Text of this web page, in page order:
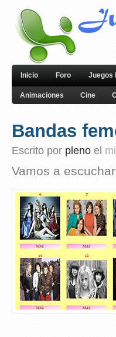
Inicio Foro Juegos
Animaciones Cine
Bandas
Escrito por pleno el
Vamos a